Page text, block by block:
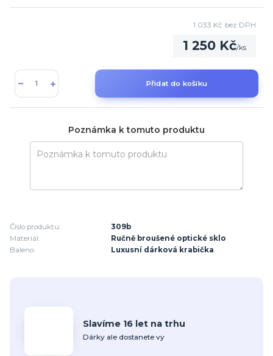
1 250 Kč/ks
1 033 Kč bez DPH
Přidat do košíku
Poznámka k tomuto produktu
Číslo produktu:
309b
Materiál:
Ručně broušené optické sklo
Baleno:
Luxusní dárková krabička
Slavíme 16 let na trhu
Dárky ale dostanete vy